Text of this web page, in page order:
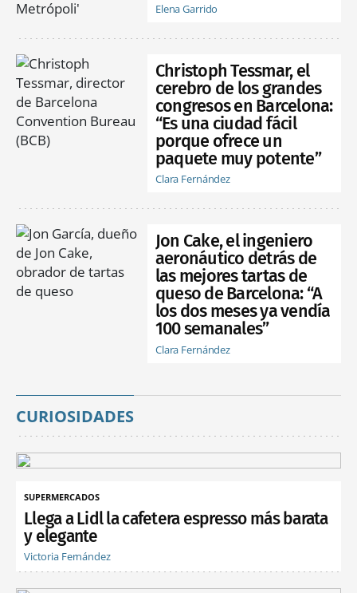
Elena Garrido
Christoph Tessmar, el
cerebro de los grandes
congresos en Barcelona:
“Es una ciudad fácil
porque ofrece un
paquete muy potente”
Clara Fernández
Jon Cake, el ingeniero
aeronáutico detrás de
las mejores tartas de
queso de Barcelona: “A
los dos meses ya vendía
100 semanales”
Clara Fernández
CURIOSIDADES
SUPERMERCADOS
Llega a Lidl la cafetera espresso más barata
y elegante
Victoria Fernández